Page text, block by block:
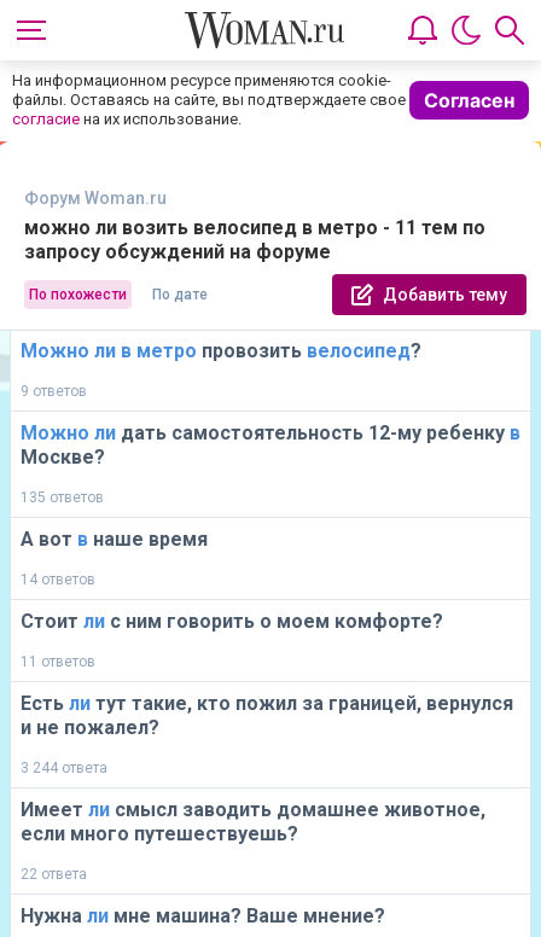
На информационном ресурсе применяются cookie-
файлы. Оставаясь на сайте, вы подтверждаете свое
согласие на их использование.
Согласен
Форум Woman.ru
можно ли возить велосипед в метро - 11 тем по
запросу обсуждений на форуме
По похожести По дате Добавить тему
Можно ли в метро провозить велосипед?
9 ответов
Можно ли дать самостоятельность 12-му ребенку в
Москве?
135 ответов
А вот в наше время
14 ответов
Стоит ли с ним говорить о моем комфорте?
11 ответов
Есть ли тут такие, кто пожил за границей, вернулся
и не пожалел?
3 244 ответа
Имеет ли смысл заводить домашнее животное,
если много путешествуешь?
22 ответа
Нужна ли мне машина? Ваше мнение?